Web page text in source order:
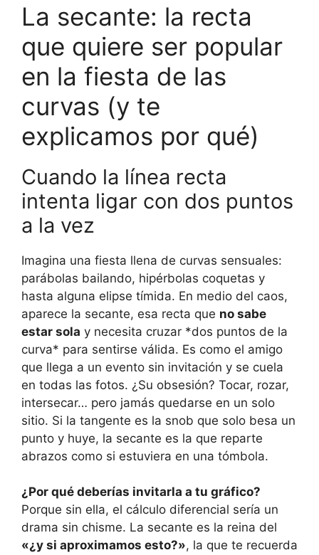
La secante: la recta
que quiere ser popular
en la fiesta de las
curvas (y te
explicamos por qué)
Cuando la línea recta
intenta ligar con dos puntos
a la vez
Imagina una fiesta llena de curvas sensuales:
parábolas bailando, hipérbolas coquetas y
hasta alguna elipse tímida. En medio del caos,
aparece la secante, esa recta que no sabe
estar sola y necesita cruzar *dos puntos de la
curva* para sentirse válida. Es como el amigo
que llega a un evento sin invitación y se cuela
en todas las fotos. ¿Su obsesión? Tocar, rozar,
intersecar… pero jamás quedarse en un solo
sitio. Si la tangente es la snob que solo besa un
punto y huye, la secante es la que reparte
abrazos como si estuviera en una tómbola.
¿Por qué deberías invitarla a tu gráfico?
Porque sin ella, el cálculo diferencial sería un
drama sin chisme. La secante es la reina del
«¿y si aproximamos esto?», la que te recuerda